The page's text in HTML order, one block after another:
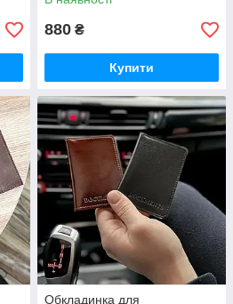
880 ₴
Купити
Обкладинка для